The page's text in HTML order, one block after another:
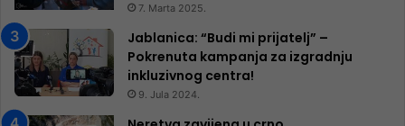
7. Marta 2025.
Jablanica: “Budi mi prijatelj” –
Pokrenuta kampanja za izgradnju
inkluzivnog centra!
9. Jula 2024.